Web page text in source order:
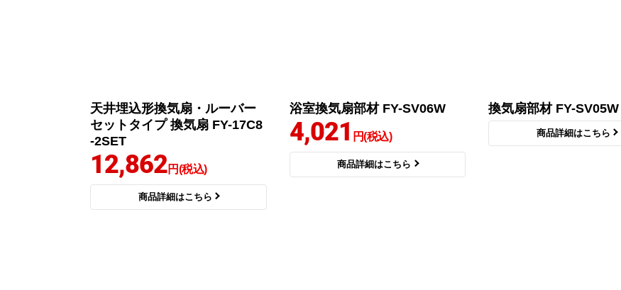
天井埋込形換気扇・ルーバー
セットタイプ 換気扇 FY-17C8
-2SET
12,862円(税込)
商品詳細はこちら
浴室換気扇部材 FY-SV06W
4,021 円(税込)
商品詳細はこちら
換気扇部材 FY-SV05W
商品詳細はこちら